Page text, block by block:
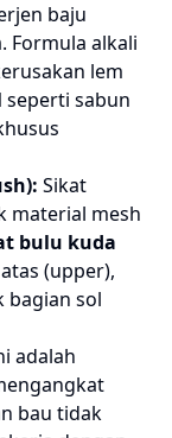
baju
Formula alkali
lem
seperti sabun
Sikat
material mesh
bulu kuda
(upper),
bagian sol
adalah
bau tidak